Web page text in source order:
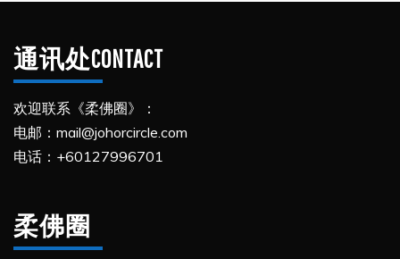
通讯处CONTACT
欢迎联系《柔佛圈》：
电邮：mail@johorcircle.com
电话：+60127996701
柔佛圈